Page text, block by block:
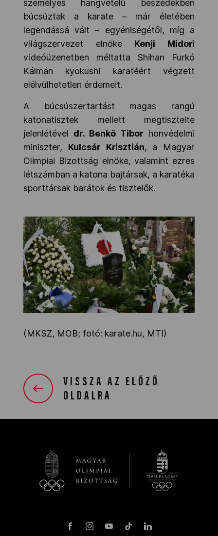
személyes hangvételű beszédekben
búcsúztak a karate – már életében
legendássá vált – egyéniségétől, míg a
világszervezet elnöke Kenji Midori
videóüzenetben méltatta Shihan Furkó
Kálmán kyokushi karatéért végzett
elélvülhetetlen érdemeit.
A búcsúszertartást magas rangú
katonatisztek mellett megtisztelte
jelenlétével dr. Benkő Tibor honvédelmi
miniszter, Kulcsár Krisztián, a Magyar
Olimpiai Bizottság elnöke, valamint ezres
létszámban a katona bajtársak, a karatéka
sporttársak barátok és tisztelők.
(MKSZ, MOB; fotó: karate.hu, MTI)
VISSZA AZ ELŐZŐ
OLDALRA